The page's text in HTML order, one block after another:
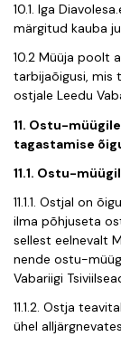
10.1. Iga
märgitud kauba
10.2 Müüja poolt
tarbijaõigusi, mis
ostjale Leedu
11. Ostu-
tagastamise
11.1. Ostu-
11.1.1. Ostjal on
ilma põhjuseta
sellest eelnevalt
nende ostu-
Vabariigi
11.1.2. Ostja
ühel